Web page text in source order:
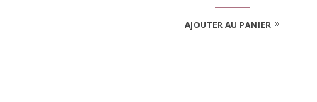
AJOUTER AU PANIER